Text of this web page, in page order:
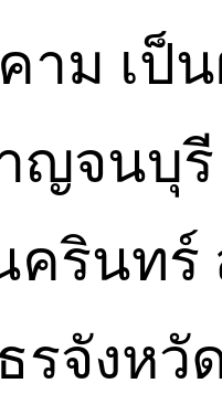
าม เป็
ญจนบุรี
ครินทร์
รจังห